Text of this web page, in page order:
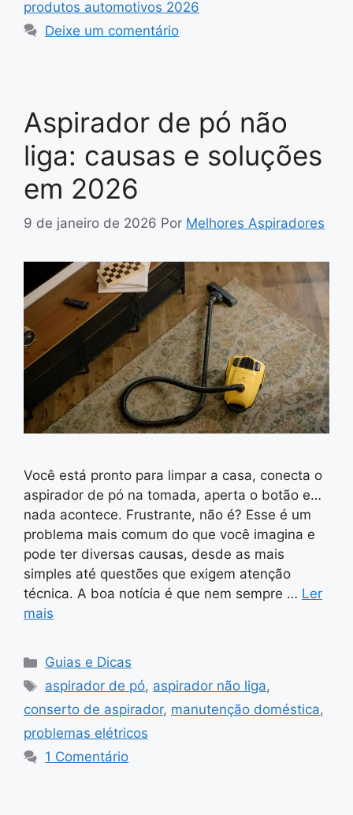
produtos automotivos 2026
Deixe um comentário
Aspirador de pó não
liga: causas e soluções
em 2026
9 de janeiro de 2026 Por Melhores Aspiradores
Você está pronto para limpar a casa, conecta o
aspirador de pó na tomada, aperta o botão e…
nada acontece. Frustrante, não é? Esse é um
problema mais comum do que você imagina e
pode ter diversas causas, desde as mais
simples até questões que exigem atenção
técnica. A boa notícia é que nem sempre … Ler
mais
Categorias
Guias e Dicas
Tags
aspirador de pó, aspirador não liga,
conserto de aspirador, manutenção doméstica,
problemas elétricos
1 Comentário